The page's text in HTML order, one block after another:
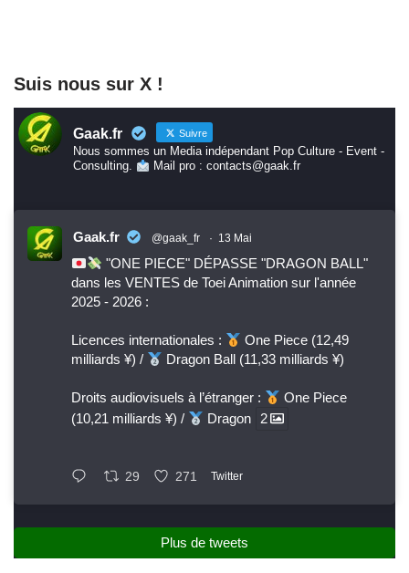
Suis nous sur X !
Gaak.fr Suivre
Nous sommes un Media indépendant Pop Culture - Event -
Consulting.
Mail pro : contacts@gaak.fr
Gaak.fr @gaak_fr · 13 Mai
"ONE PIECE" DÉPASSE "DRAGON BALL"
dans les VENTES de Toei Animation sur l'année
2025 - 2026 :
Licences internationales :
One Piece (12,49
milliards ¥) /
Dragon Ball (11,33 milliards ¥)
Droits audiovisuels à l’étranger :
One Piece
(10,21 milliards ¥) /
Dragon 2
29 271 Twitter
Plus de tweets